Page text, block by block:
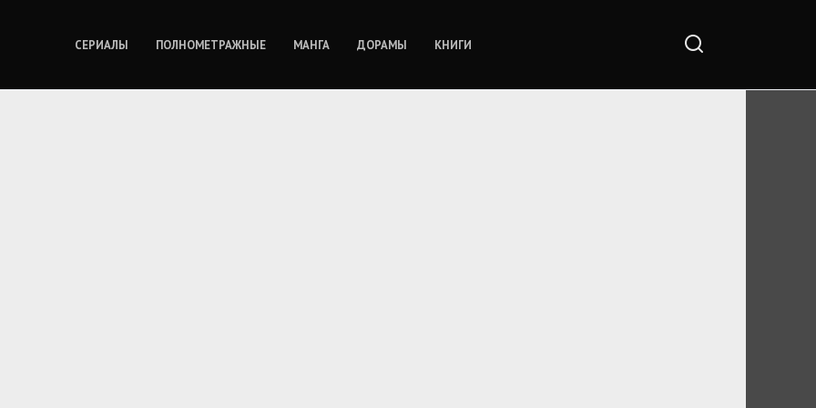
СЕРИАЛЫ ПОЛНОМЕТРАЖНЫЕ МАНГА ДОРАМЫ КНИГИ